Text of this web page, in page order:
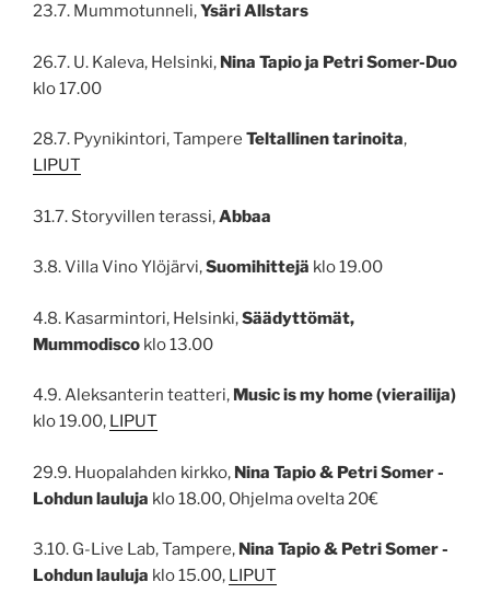
23.7. Mummotunneli,Ysäri Allstars
26.7. U. Kaleva, Helsinki, Nina Tapio ja Petri Somer-Duo
klo 17.00
28.7. Pyynikintori, Tampere Teltallinen tarinoita,
LIPUT
31.7. Storyvillen terassi,Abbaa
3.8. Villa Vino Ylöjärvi,Suomihittejä klo 19.00
4.8. Kasarmintori, Helsinki,Säädyttömät,
Mummodisco klo 13.00
4.9. Aleksanterin teatteri, Music is my home (vierailija)
klo 19.00, LIPUT
29.9. Huopalahden kirkko, Nina Tapio & Petri Somer -
Lohdun lauluja klo 18.00, Ohjelma ovelta 20€
3.10. G-Live Lab, Tampere, Nina Tapio & Petri Somer -
Lohdun lauluja klo 15.00, LIPUT